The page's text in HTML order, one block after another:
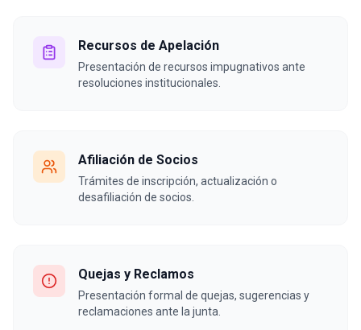
Recursos de Apelación
Presentación de recursos impugnativos ante
resoluciones institucionales.
Afiliación de Socios
Trámites de inscripción, actualización o
desafiliación de socios.
Quejas y Reclamos
Presentación formal de quejas, sugerencias y
reclamaciones ante la junta.